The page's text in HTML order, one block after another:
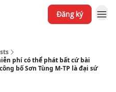
Đăng ký
phí có thể phát bất cứ bài
bố Sơn Tùng M-TP là đại sứ